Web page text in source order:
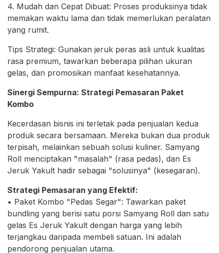
4. Mudah dan Cepat Dibuat: Proses produksinya tidak
memakan waktu lama dan tidak memerlukan peralatan
yang rumit.
Tips Strategi: Gunakan jeruk peras asli untuk kualitas
rasa premium, tawarkan beberapa pilihan ukuran
gelas, dan promosikan manfaat kesehatannya.
Sinergi Sempurna: Strategi Pemasaran Paket
Kombo
Kecerdasan bisnis ini terletak pada penjualan kedua
produk secara bersamaan. Mereka bukan dua produk
terpisah, melainkan sebuah solusi kuliner. Samyang
Roll menciptakan "masalah" (rasa pedas), dan Es
Jeruk Yakult hadir sebagai "solusinya" (kesegaran).
Strategi Pemasaran yang Efektif:
• Paket Kombo "Pedas Segar": Tawarkan paket
bundling yang berisi satu porsi Samyang Roll dan satu
gelas Es Jeruk Yakult dengan harga yang lebih
terjangkau daripada membeli satuan. Ini adalah
pendorong penjualan utama.